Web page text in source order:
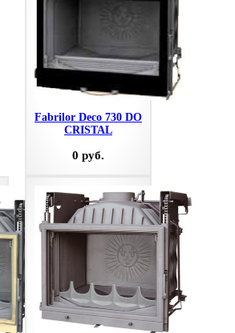
Fabrilor Deco 730 DO
CRISTAL
0 руб.